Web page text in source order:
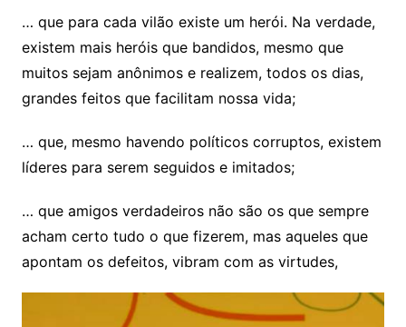
… que para cada vilão existe um herói. Na verdade,
existem mais heróis que bandidos, mesmo que
muitos sejam anônimos e realizem, todos os dias,
grandes feitos que facilitam nossa vida;
… que, mesmo havendo políticos corruptos, existem
líderes para serem seguidos e imitados;
… que amigos verdadeiros não são os que sempre
acham certo tudo o que fizerem, mas aqueles que
apontam os defeitos, vibram com as virtudes,